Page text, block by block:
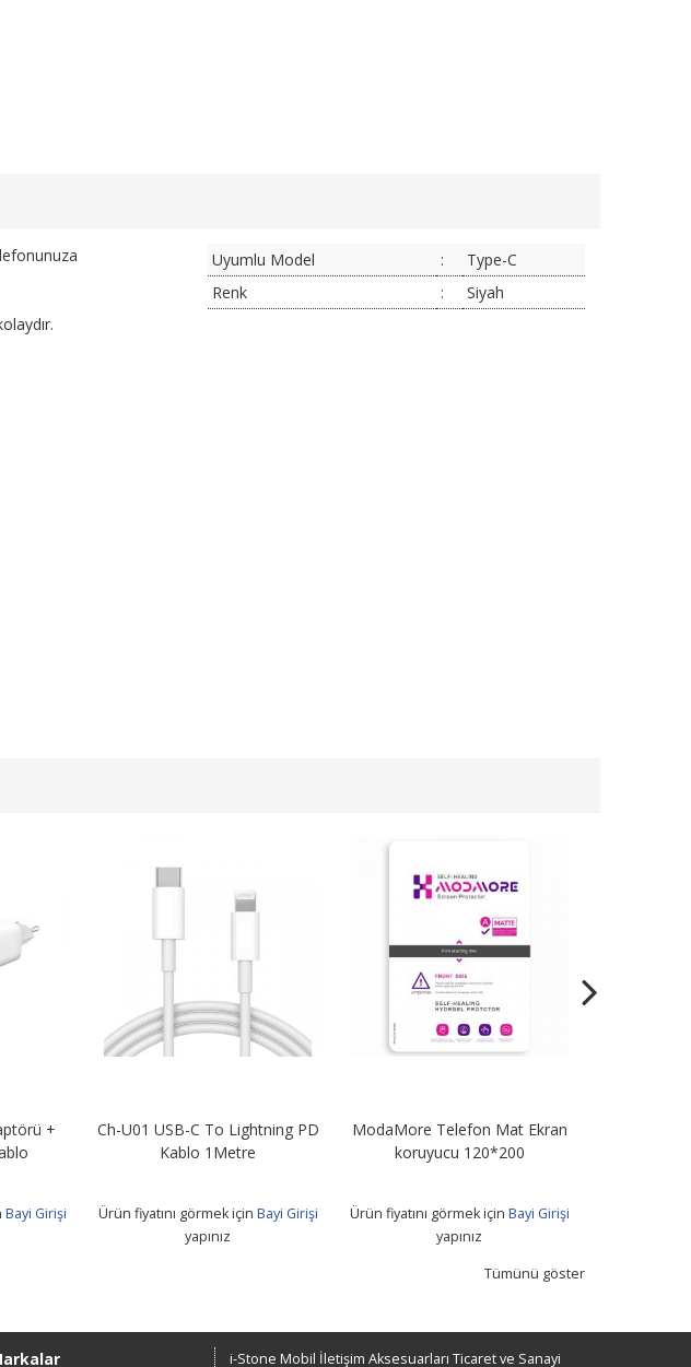
Uyumlu Model :
Type-C
Renk
: Siyah
+
Bayi Girişi
Ch-U01 USB-C To Lightning PD
Kablo 1Metre
Ürün fiyatını görmek için Bayi Girişi
yapınız
ModaMore Telefon Mat Ekran
koruyucu 120*200
Ürün fiyatını görmek için Bayi Girişi
yapınız
Tümünü göster
i-Stone Mobil İletişim Aksesuarları Ticaret ve Sanayi